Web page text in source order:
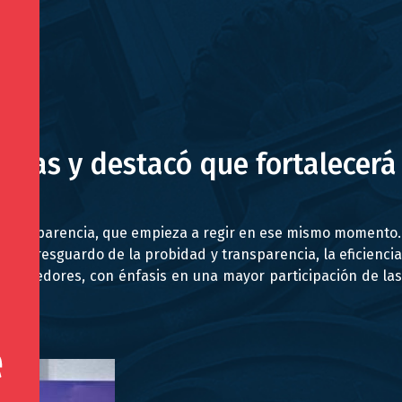
y destacó que fortalecerá
que empieza a regir en ese mismo momento.
el resguardo de la probidad y transparencia, la eficiencia
con énfasis en una mayor participación de las